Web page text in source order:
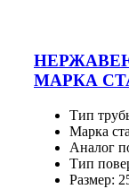
МАРКА
Тип
Марка
Аналог
Тип
Размер: